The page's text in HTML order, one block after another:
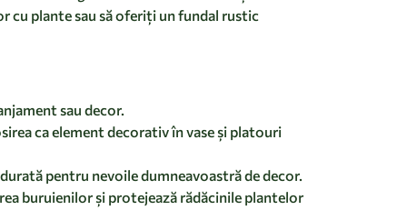
cu plante sau să oferiți un fundal rustic
sau decor.
ca element decorativ în vase și platouri
pentru nevoile dumneavoastră de decor.
buruienilor și protejează rădăcinile plantelor